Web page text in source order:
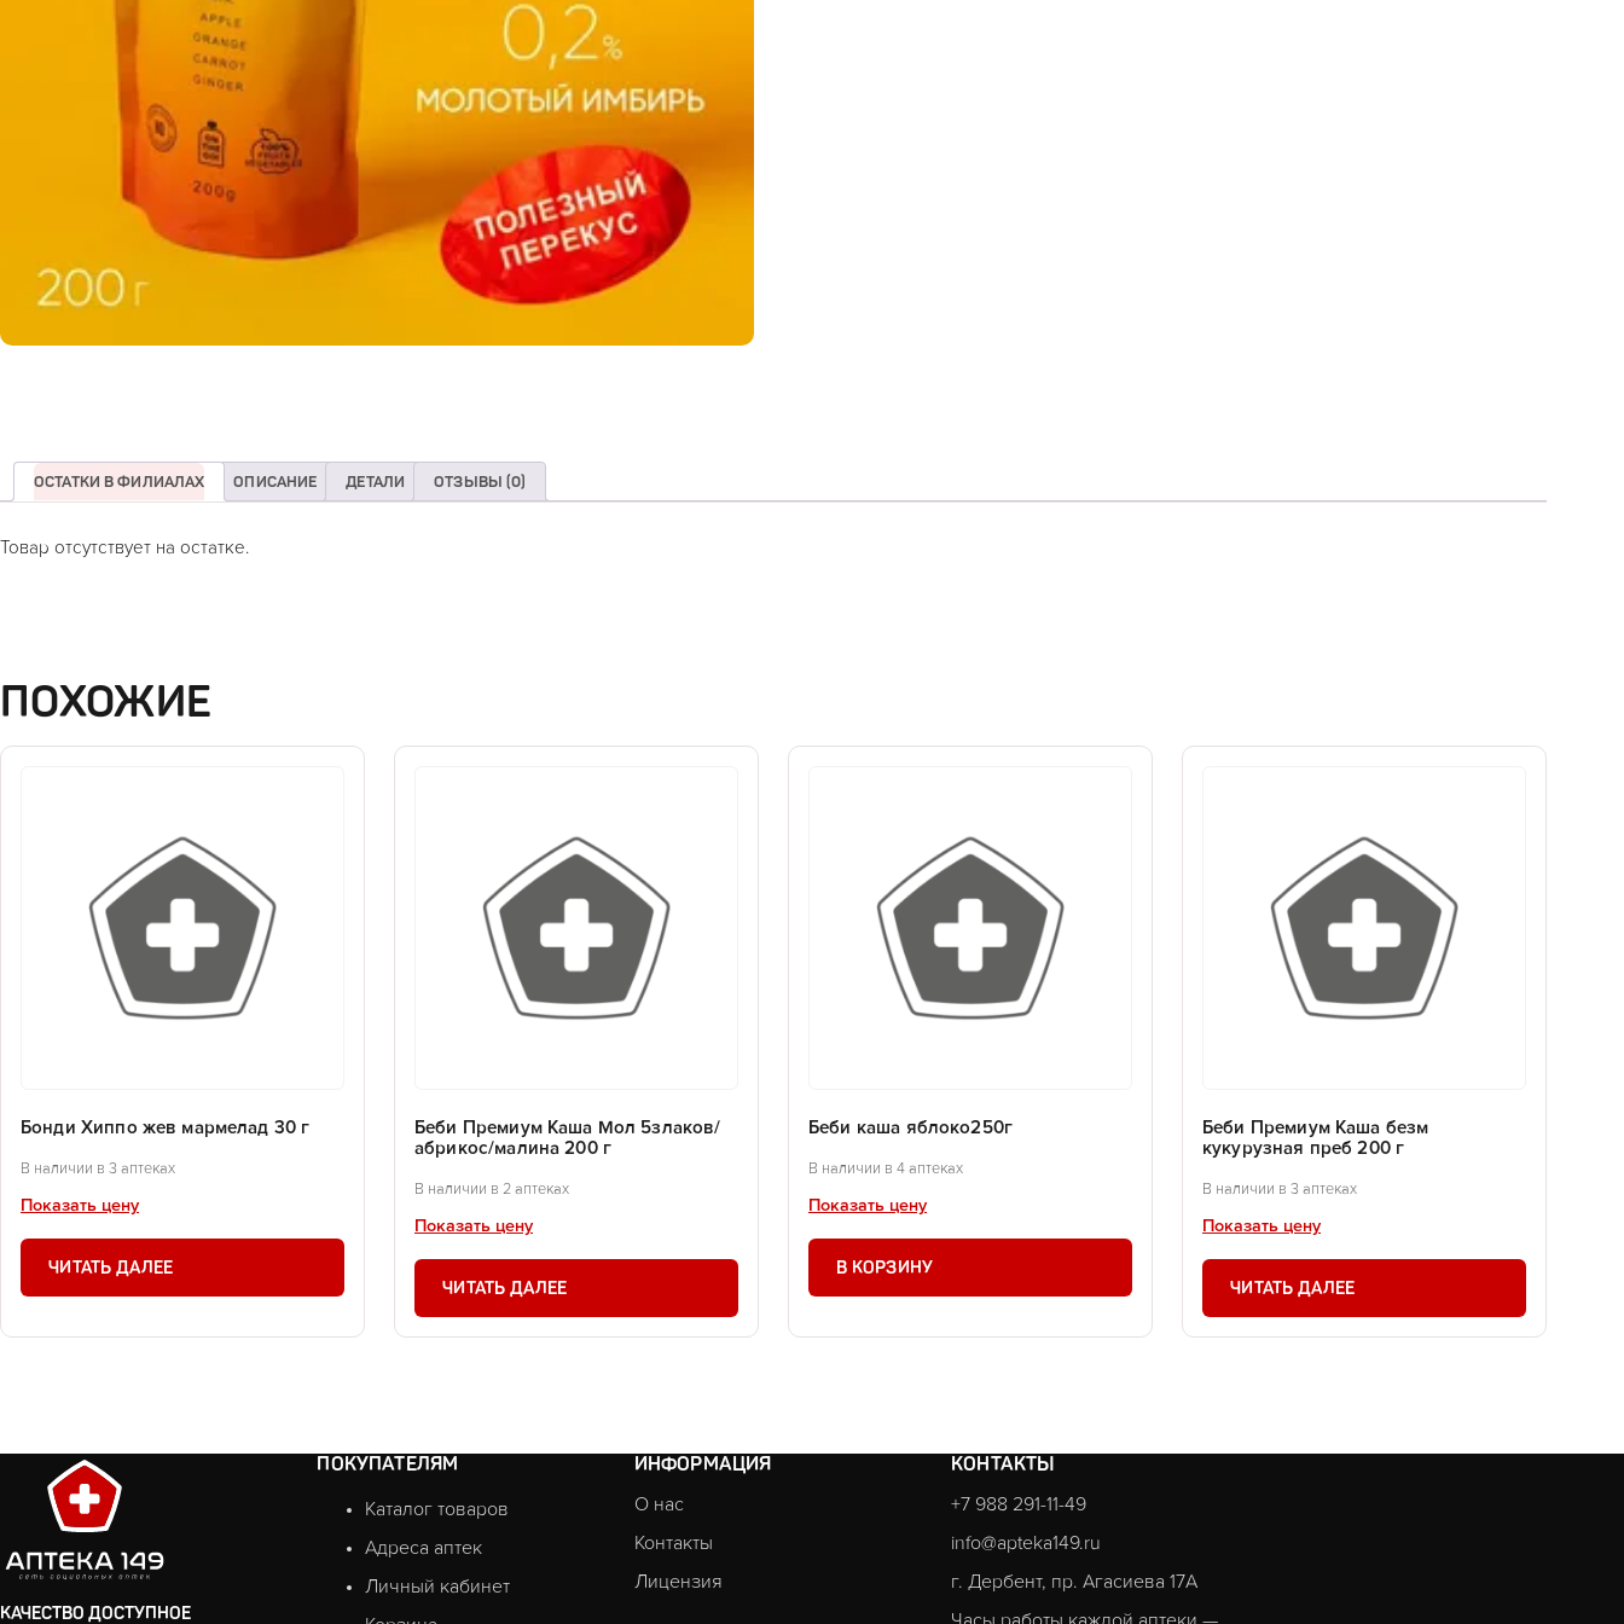
ОСТАТКИ В ФИЛИАЛАХ ОПИСАНИЕ ДЕТАЛИ ОТЗЫВЫ (0)
Товар отсутствует на остатке.
ПОХОЖИЕ
Бонди Хиппо жев мармелад 30 г
В наличии в 3 аптеках
Показать цену
ЧИТАТЬ ДАЛЕЕ
Беби Премиум Каша Мол 5злаков/
абрикос/малина 200 г
В наличии в 2 аптеках
Показать цену
ЧИТАТЬ ДАЛЕЕ
Беби каша яблоко250г
В наличии в 4 аптеках
Показать цену
В КОРЗИНУ
Беби Премиум Каша безм
кукурузная преб 200 г
В наличии в 3 аптеках
Показать цену
ЧИТАТЬ ДАЛЕЕ
КАЧЕСТВО ДОСТУПНОЕ
ПОКУПАТЕЛЯМ
Каталог товаров
Адреса аптек
Личный кабинет
ИНФОРМАЦИЯ
О нас
Контакты
Лицензия
КОНТАКТЫ
+7 988 291-11-49
info@apteka149.ru
г. Дербент, пр. Агасиева 17А
Часы работы каждой аптеки —